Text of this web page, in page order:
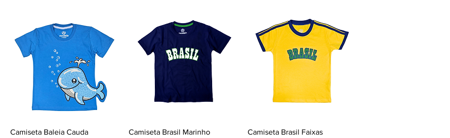
Visualização rápida
Camiseta Baleia Cauda
Visualização rápida
Camiseta Brasil Marinho
Visualização rápida
Camiseta Brasil Faixas